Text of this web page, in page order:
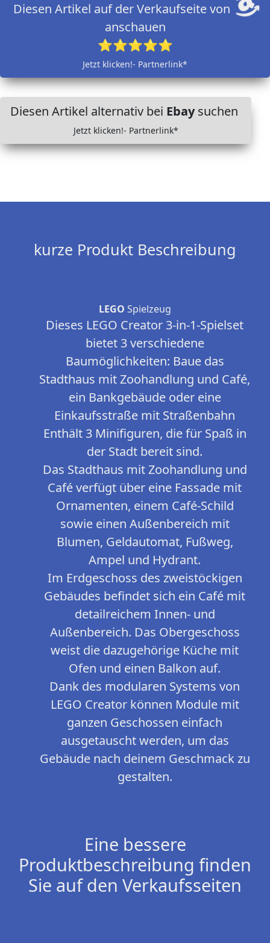
Diesen Artikel auf der Verkaufseite von
anschauen
⭐⭐⭐⭐⭐
Jetzt klicken!- Partnerlink*
Diesen Artikel alternativ bei Ebaysuchen
Jetzt klicken!- Partnerlink*
kurze Produkt Beschreibung
LEGO Spielzeug
Dieses LEGO Creator 3-in-1-Spielset
bietet 3 verschiedene
Baumöglichkeiten: Baue das
Stadthaus mit Zoohandlung und Café,
ein Bankgebäude oder eine
Einkaufsstraße mit Straßenbahn
Enthält 3 Minifiguren, die für Spaß in
der Stadt bereit sind.
Das Stadthaus mit Zoohandlung und
Café verfügt über eine Fassade mit
Ornamenten, einem Café-Schild
sowie einen Außenbereich mit
Blumen, Geldautomat, Fußweg,
Ampel und Hydrant.
Im Erdgeschoss des zweistöckigen
Gebäudes befindet sich ein Café mit
detailreichem Innen- und
Außenbereich. Das Obergeschoss
weist die dazugehörige Küche mit
Ofen und einen Balkon auf.
Dank des modularen Systems von
LEGO Creator können Module mit
ganzen Geschossen einfach
ausgetauscht werden, um das
Gebäude nach deinem Geschmack zu
gestalten.
Eine bessere
Produktbeschreibung finden
Sie auf den Verkaufsseiten